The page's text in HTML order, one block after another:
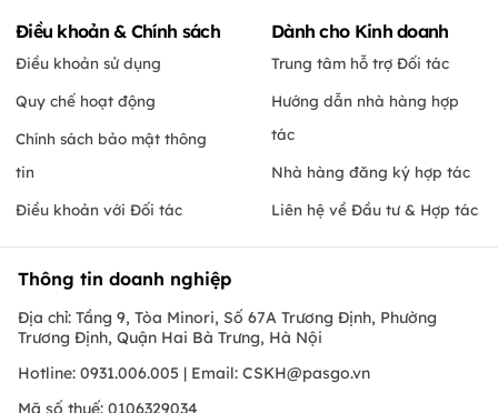
Điều khoản & Chính sách
Điều khoản sử dụng
Quy chế hoạt động
Chính sách bảo mật thông
tin
Điều khoản với Đối tác
Dành cho Kinh doanh
Trung tâm hỗ trợ Đối tác
Hướng dẫn nhà hàng hợp
tác
Nhà hàng đăng ký hợp tác
Liên hệ về Đầu tư & Hợp tác
Thông tin doanh nghiệp
Địa chỉ: Tầng 9, Tòa Minori, Số 67A Trương Định, Phường
Trương Định, Quận Hai Bà Trưng, Hà Nội
Hotline: 0931.006.005 | Email: CSKH@pasgo.vn
Mã số thuế: 0106329034